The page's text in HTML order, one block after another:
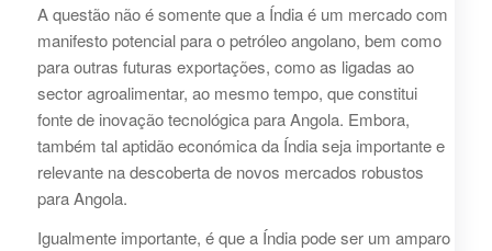
A questão não é somente que a Índia é um mercado com
manifesto potencial para o petróleo angolano, bem como
para outras futuras exportações, como as ligadas ao
sector agroalimentar, ao mesmo tempo, que constitui
fonte de inovação tecnológica para Angola. Embora,
também tal aptidão económica da Índia seja importante e
relevante na descoberta de novos mercados robustos
para Angola.
Igualmente importante, é que a Índia pode ser um amparo